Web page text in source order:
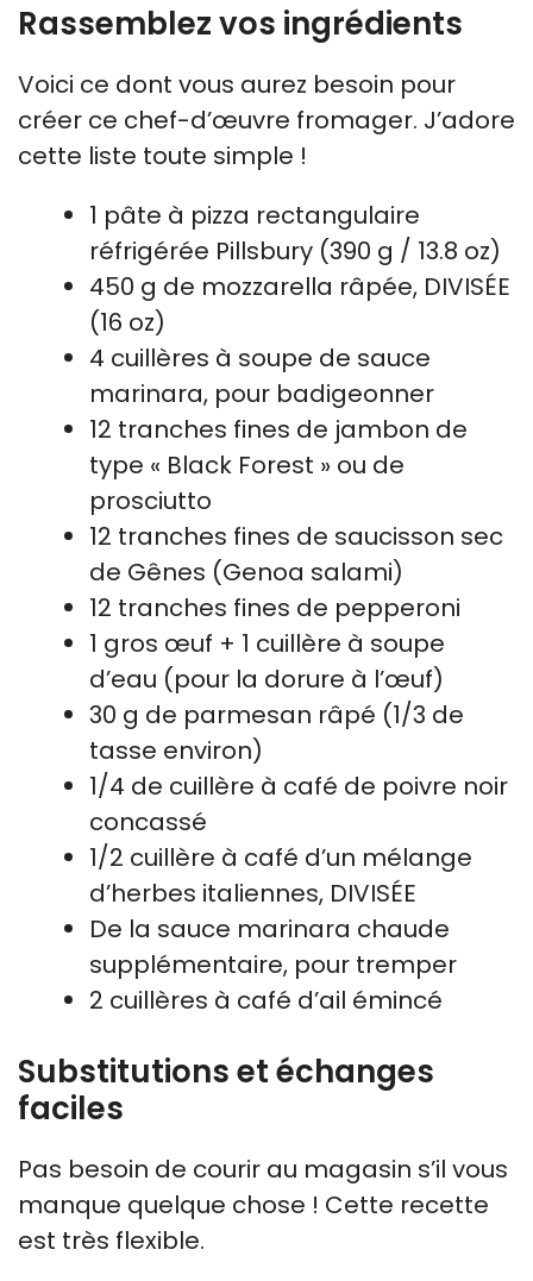
Rassemblez vos ingrédients
Voici ce dont vous aurez besoin pour
créer ce chef-d’œuvre fromager. J’adore
cette liste toute simple !
1 pâte à pizza rectangulaire
réfrigérée Pillsbury (390 g / 13.8 oz)
450 g de mozzarella râpée, DIVISÉE
(16 oz)
4 cuillères à soupe de sauce
marinara, pour badigeonner
12 tranches fines de jambon de
type « Black Forest » ou de
prosciutto
12 tranches fines de saucisson sec
de Gênes (Genoa salami)
12 tranches fines de pepperoni
1 gros œuf + 1 cuillère à soupe
d’eau (pour la dorure à l’œuf)
30 g de parmesan râpé (1/3 de
tasse environ)
1/4 de cuillère à café de poivre noir
concassé
1/2 cuillère à café d’un mélange
d’herbes italiennes, DIVISÉE
De la sauce marinara chaude
supplémentaire, pour tremper
2 cuillères à café d’ail émincé
Substitutions et échanges
faciles
Pas besoin de courir au magasin s’il vous
manque quelque chose ! Cette recette
est très flexible.